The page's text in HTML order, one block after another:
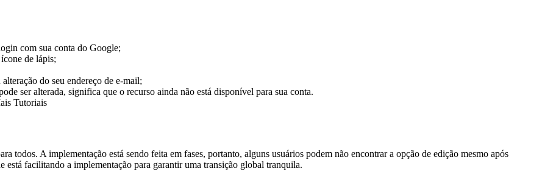
com sua conta do Google;
de lápis;
do seu endereço de e-mail;
ser alterada, significa que o recurso ainda não está disponível para sua conta.
todos. A implementação está sendo feita em fases, portanto, alguns usuários podem não encontrar a opção de edição mesmo após
facilitando a implementação para garantir uma transição global tranquila.